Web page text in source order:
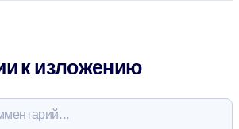
к изложению